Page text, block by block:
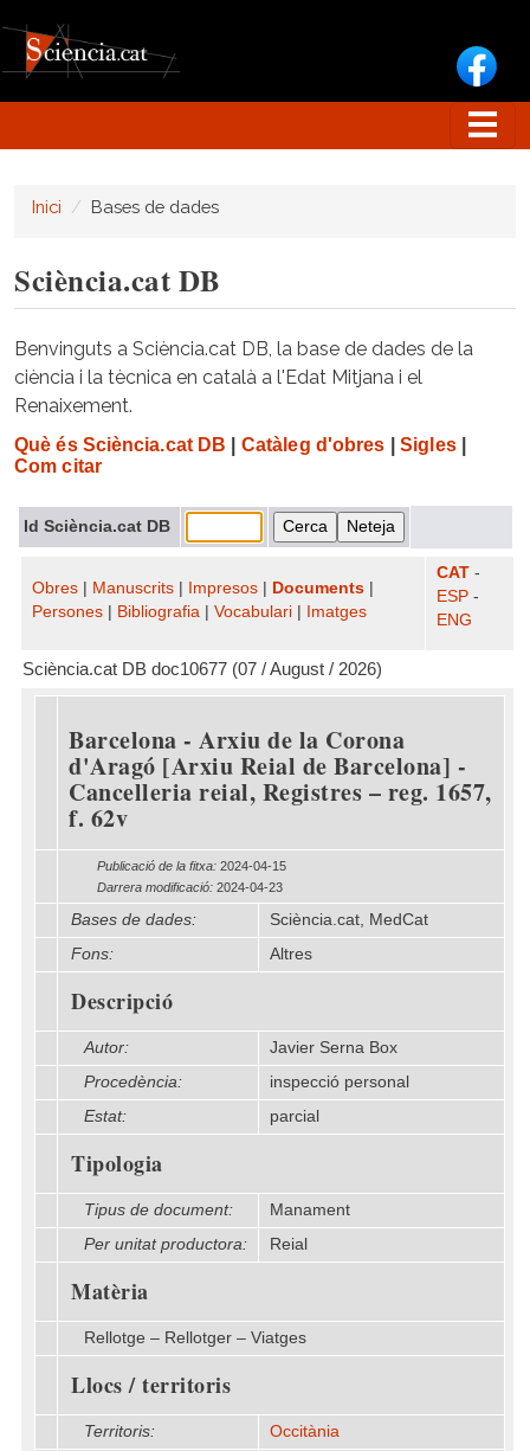
Inici Bases de dades
Sciència.cat DB
Benvinguts a Sciència.cat DB, la base de dades de la
ciència i la tècnica en català a l'Edat Mitjana i el
Renaixement.
Què és Sciència.cat DB Catàleg d'obres Sigles|
Com citar
Id Sciència.cat DB
Obres Manuscrits Impresos Documents
Persones
Bibliografia Vocabulari Imatges
CAT -
ESP -
ENG
Sciència.cat DB doc10677 (07 / August / 2026)
Barcelona - Arxiu de la Corona
d'Aragó [Arxiu Reial de Barcelona] -
Cancelleria reial, Registres – reg. 1657,
f. 62v
Publicació de la fitxa: 2024-04-15
Darrera modificació: 2024-04-23
Bases de dades:
Sciència.cat, MedCat
Fons:
Altres
Descripció
Autor:
Javier Serna Box
Procedència:
inspecció personal
Estat:
parcial
Tipologia
Tipus de document:
Manament
Per unitat productora:
Reial
Matèria
Rellotge – Rellotger – Viatges
Llocs / territoris
Territoris:
Occitània